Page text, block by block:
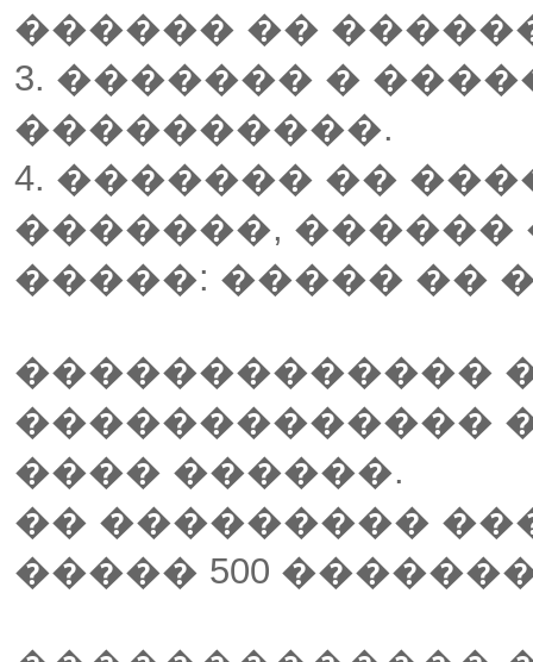
������ ��
3. ������� �
����������.
4. ������� ��
�������, ������
�����: ����� ��
�������������
�������������
���� ������.
�� ���������
����� 500